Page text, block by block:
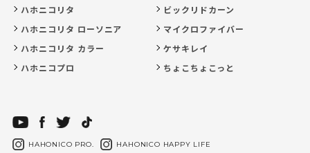
ハホニコリタ
ハホニコリタ ローソニア
ハホニコリタ カラー
ハホニコプロ
ビックリドカーン
マイクロファイバー
ケサキレイ
ちょこちょこっと
HAHONICO PRO. HAHONICO HAPPY LIFE